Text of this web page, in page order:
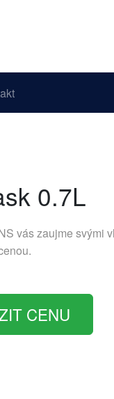
0.7L
vás zaujme svými
CENU